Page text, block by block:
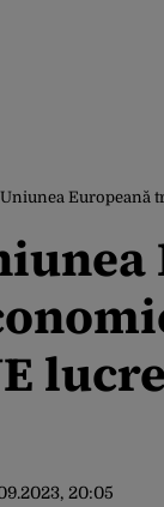
Europeană trece
20:05